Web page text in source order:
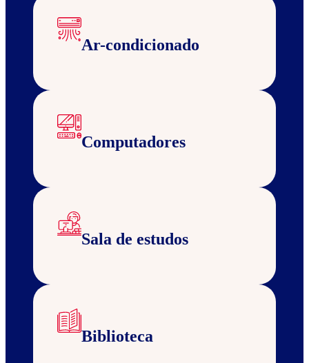
Ar-condicionado
Computadores
Sala de estudos
Biblioteca